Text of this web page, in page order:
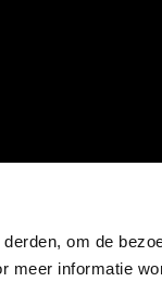
om de
meer informatie
STORE